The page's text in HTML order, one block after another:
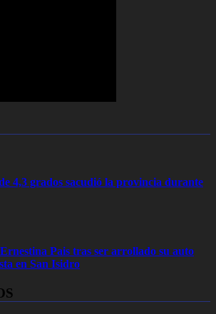
4,3 grados sacudió la provincia durante
Pais tras ser arrollado su auto
en San Isidro